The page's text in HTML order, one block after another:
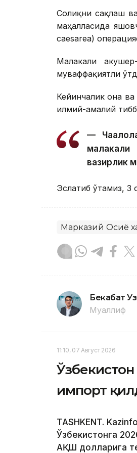
Соғлиқни сақлаш
маҳалласида
caesarea)
Малакали
муваффақиятли
Кейинчалик она
илмий-амалий
—
вазирлик
Эслатиб ўтамиз, 3
Марказий Осиё
Бекабат
Муаллиф
11:10, 07 Август 2026
Ўзбекистон
импорт
TASHKENT.
Ўзбекистонга
АҚШ долларига